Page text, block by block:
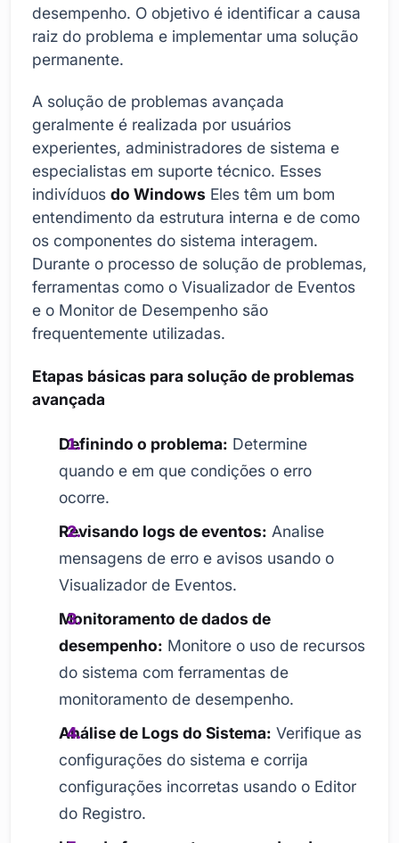
desempenho. O objetivo é identificar a causa
raiz do problema e implementar uma solução
permanente.
A solução de problemas avançada
geralmente é realizada por usuários
experientes, administradores de sistema e
especialistas em suporte técnico. Esses
indivíduos do Windows Eles têm um bom
entendimento da estrutura interna e de como
os componentes do sistema interagem.
Durante o processo de solução de problemas,
ferramentas como o Visualizador de Eventos
e o Monitor de Desempenho são
frequentemente utilizadas.
Etapas básicas para solução de problemas
avançada
Definindo o problema: Determine
quando e em que condições o erro
ocorre.
Revisando logs de eventos: Analise
mensagens de erro e avisos usando o
Visualizador de Eventos.
Monitoramento de dados de
desempenho: Monitore o uso de recursos
do sistema com ferramentas de
monitoramento de desempenho.
Análise de Logs do Sistema: Verifique as
configurações do sistema e corrija
configurações incorretas usando o Editor
do Registro.